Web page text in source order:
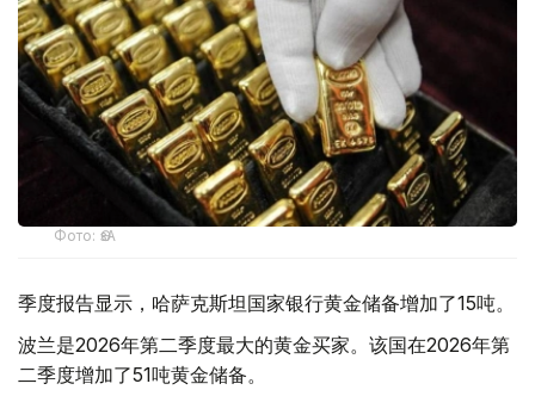
Фото: ӨзА
季度报告显示，哈萨克斯坦国家银行黄金储备增加了15吨。
波兰是2026年第二季度最大的黄金买家。该国在2026年第
二季度增加了51吨黄金储备。